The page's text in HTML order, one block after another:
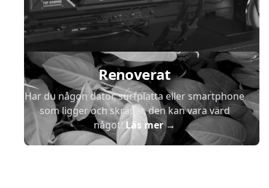
Renoverat
Har du någon dator, surfplatta eller smartphone
som ligger och skräpar, den kan vara värd
något!Läs mer→